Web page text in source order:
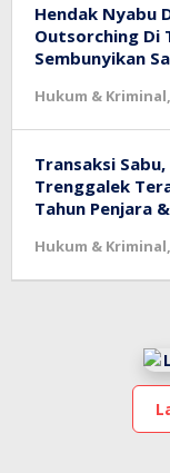
Hendak Nyabu
Outsorching Di
Sembunyikan
Hukum & Kriminal,
Transaksi
Trenggalek
Tahun Penjara
Hukum & Kriminal,